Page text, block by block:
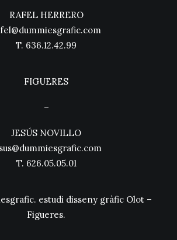
estudi disseny gràfic Olot –
Figueres.
RAFEL HERRERO
T. 636.12.42.99
FIGUERES
–
JESÚS NOVILLO
T. 626.05.05.01